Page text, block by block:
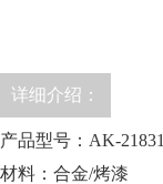
详细介绍：
产品型号：AK-21831
材料：合金/烤漆